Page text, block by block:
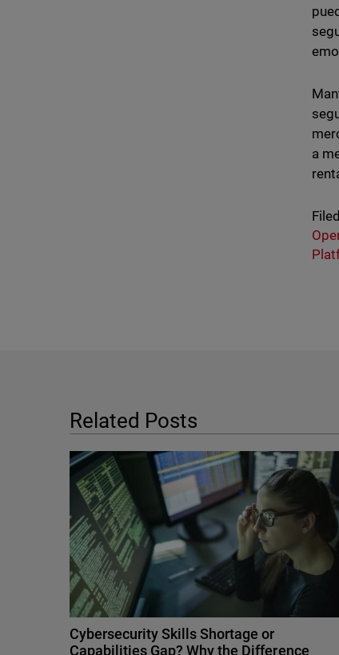
a
Related Posts
Cybersecurity Skills Shortage or
Capabilities Gap? Why the Difference